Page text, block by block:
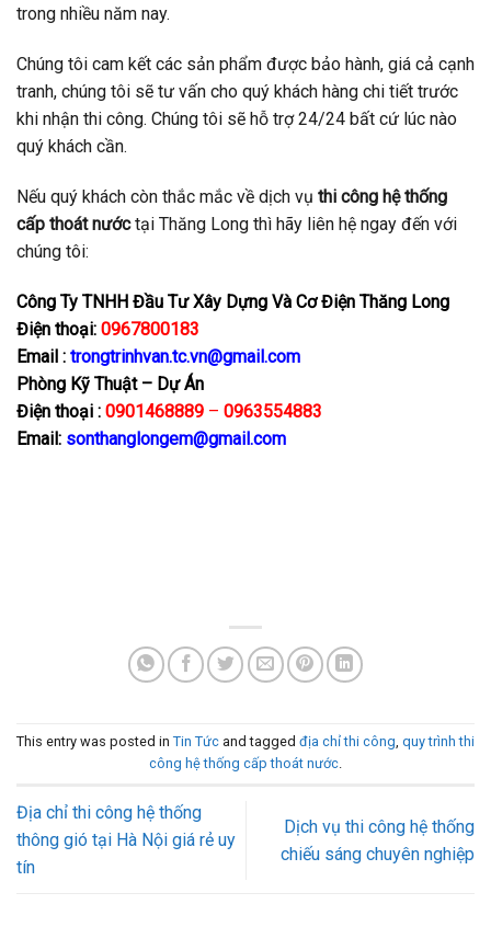
trong nhiều năm nay.
Chúng tôi cam kết các sản phẩm được bảo hành, giá cả cạnh
tranh, chúng tôi sẽ tư vấn cho quý khách hàng chi tiết trước
khi nhận thi công. Chúng tôi sẽ hỗ trợ 24/24 bất cứ lúc nào
quý khách cần.
Nếu quý khách còn thắc mắc về dịch vụ thi công hệ thống
cấp thoát nướctại Thăng Long thì hãy liên hệ ngay đến với
chúng tôi:
Công Ty TNHH Đầu Tư Xây Dựng Và Cơ Điện Thăng Long
Điện thoại: 0967800183
Email : trongtrinhvan.tc.vn@gmail.com
Phòng Kỹ Thuật – Dự Án
Điện thoại : 0901468889 – 0963554883
Email: sonthanglongem@gmail.com
This entry was posted in Tin Tức and tagged địa chỉ thi công, quy trình thi
công hệ thống cấp thoát nước.
Địa chỉ thi công hệ thống
thông gió tại Hà Nội giá rẻ uy
tín
Dịch vụ thi công hệ thống
chiếu sáng chuyên nghiệp